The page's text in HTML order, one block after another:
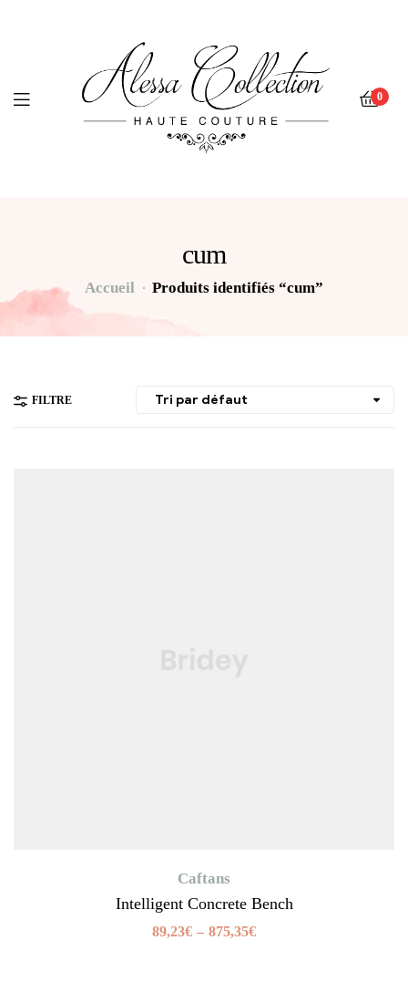
0
cum
Accueil Produits identifiés “cum”
FILTRE
Caftans
Intelligent Concrete Bench
89,23€ – 875,35€